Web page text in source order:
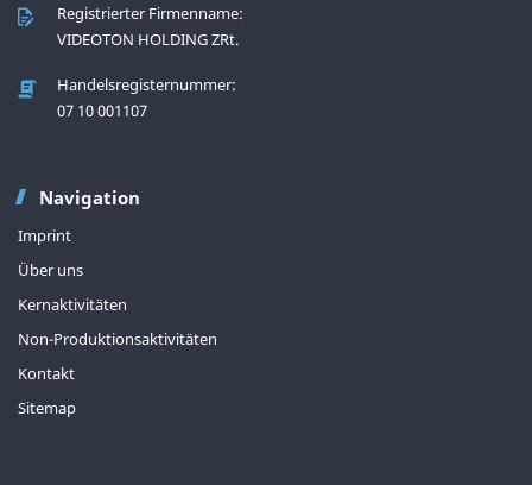
Registrierter Firmenname:
VIDEOTON HOLDING ZRt.
Handelsregisternummer:
07 10 001107
Navigation
Imprint
Über uns
Kernaktivitäten
Non-Produktionsaktivitäten
Kontakt
Sitemap